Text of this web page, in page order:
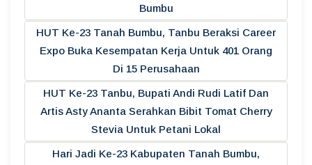
Bumbu
HUT Ke-23 Tanah Bumbu, Tanbu Beraksi Career
Expo Buka Kesempatan Kerja Untuk 401 Orang
Di 15 Perusahaan
HUT Ke-23 Tanbu, Bupati Andi Rudi Latif Dan
Artis Asty Ananta Serahkan Bibit Tomat Cherry
Stevia Untuk Petani Lokal
Hari Jadi Ke-23 Kabupaten Tanah Bumbu,